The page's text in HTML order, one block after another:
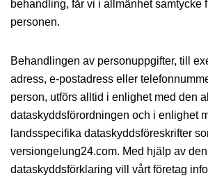
behandling, får vi i allmänhet samtycke
personen.
Behandlingen av personuppgifter, till
adress, e-postadress eller
person, utförs alltid i enlighet med den
dataskyddsförordningen och i enlighet
landsspecifika dataskyddsföreskrifter
versiongelung24.com. Med hjälp av
dataskyddsförklaring vill vårt företag